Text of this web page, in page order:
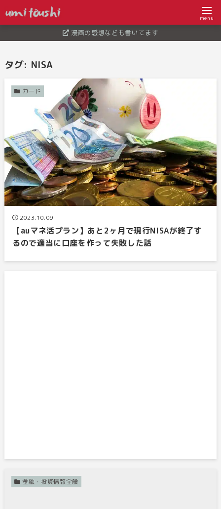
menu
漫画の感想なども書いてます
タグ: NISA
2023.10.09
【auマネ活プラン】あと2ヶ月で現行NISAが終了す
るので適当に口座を作って失敗した話
カード
金融・投資情報全般